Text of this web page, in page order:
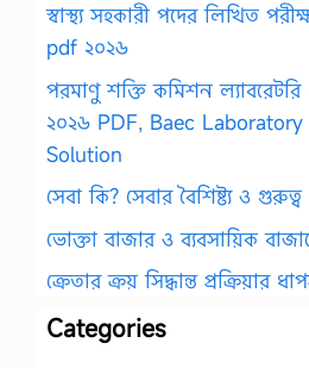
স্বাস্থ্য সহকারী পদের লিখিত
pdf ২০২৬
পরমাণু শক্তি কমিশন ল্যাবরেটরি
২০২৬ PDF, Baec
Solution
সেবা কি? সেবার বৈশিষ্ট্য ও গুরুত্ব
ভোক্তা বাজার ও ব্যবসায়িক
ক্রেতার ক্রয় সিদ্ধান্ত
Categories